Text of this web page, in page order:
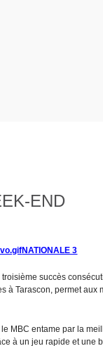
END
NATIONALE 3
succès
à Tarascon, permet aux
MBC entame par la
à un jeu rapide et une